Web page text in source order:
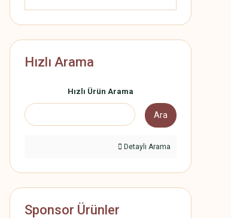
Hızlı Arama
Hızlı Ürün Arama
Ara
Detaylı Arama
Sponsor Ürünler